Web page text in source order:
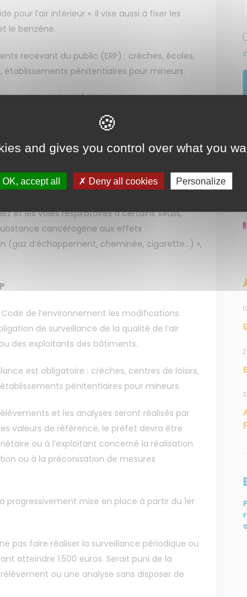
pour l’air intérieur ». Il vise aussi à fixer les
le benzène.
recevant du public (ERP) : crèches, écoles,
établissements pénitentiaires pour mineurs.
sera fixée à 30 μg/m3 pour le formaldéhyde et
fixée à 10 μg/m3 pour le formaldéhyde et à 2
expositions de longue durée.
qui a introduit l’obligation de
l’air intérieur » après avis de l’Anses, en
par l’OMS.
et les voies respiratoires à certains seuils,
cancérogène aux effets
d’échappement, cheminée, cigarette...) »,
de l’environnement les modifications
de surveillance de la qualité de l’air
des exploitants des bâtiments.
est obligatoire : crèches, centres de loisirs,
pénitentiaires pour mineurs.
et les analyses seront réalisés par
valeurs de référence, le préfet devra être
ou à l’exploitant concerné la réalisation
ou à la préconisation de mesures
mise en place à partir du 1er
pas faire réaliser la surveillance périodique ou
atteindre 1.500 euros. Serait puni de la
ou une analyse sans disposer de
MENU
sommes-nous ?
NOS SERVICES
Presse
Collectivités
and gives you control over what you
OK, accept all Deny all cookies Personalize